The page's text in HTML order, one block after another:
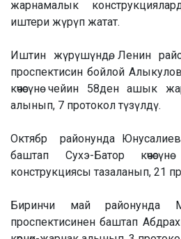
жарнамалык
иштери жүрүп жатат.
Иштин жүрүшүндө, Ленин
проспектисин бойлой Алыкулов
көчөсүнө чейин 58ден ашык
алынып, 7 протокол түзүлдү.
Октябр районунда Юнусалиев
баштап Сухэ-Батор
конструкциясы тазаланып, 21
Биринчи май районунда
проспектисинен баштап